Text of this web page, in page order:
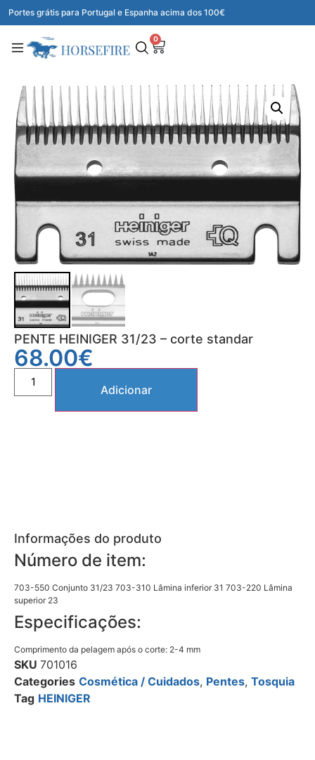
Portes grátis para Portugal e Espanha acima dos 100€
0
PENTE HEINIGER 31/23 – corte standar
68.00€
Adicionar
Informações do produto
Número de item:
703-550 Conjunto 31/23 703-310 Lâmina inferior 31 703-220 Lâmina
superior 23
Especificações:
Comprimento da pelagem após o corte: 2-4 mm
SKU 701016
Categories Cosmética / Cuidados, Pentes, Tosquia
Tag HEINIGER